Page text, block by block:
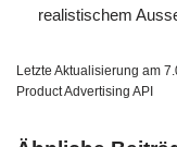
realistischem
Letzte Aktualisierung am
Product Advertising API